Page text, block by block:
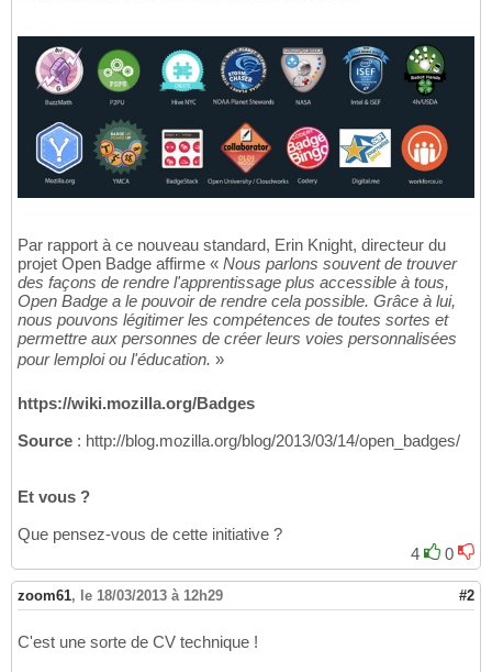
Par rapport à ce nouveau standard, Erin Knight, directeur du
projet Open Badge affirme « Nous parlons souvent de trouver
des façons de rendre l'apprentissage plus accessible à tous,
Open Badge a le pouvoir de rendre cela possible. Grâce à lui,
nous pouvons légitimer les compétences de toutes sortes et
permettre aux personnes de créer leurs voies personnalisées
pour lemploi ou l'éducation. »
https://wiki.mozilla.org/Badges
Source : http://blog.mozilla.org/blog/2013/03/14/open_badges/
Et vous ?
Que pensez-vous de cette initiative ?
4
0
zoom61, le 18/03/2013 à 12h29 #2
C'est une sorte de CV technique !